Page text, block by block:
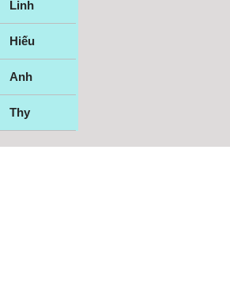
Linh
Hiếu
Anh
Thy